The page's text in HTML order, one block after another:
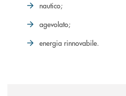
nautico;
agevolato;
energia rinnovabile.